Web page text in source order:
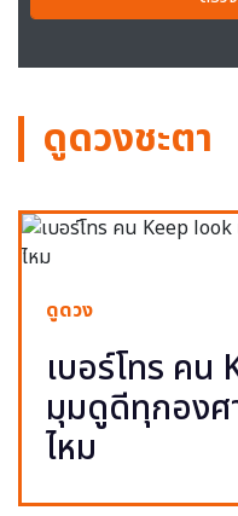
ดูดวงชะตา
ดูดวง
เบอร์โทร คน
มุมดูดีทุกองศ
ไหม